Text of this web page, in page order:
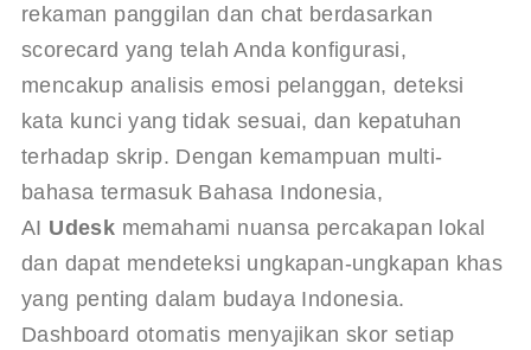
rekaman panggilan dan chat berdasarkan
scorecard yang telah Anda konfigurasi,
mencakup analisis emosi pelanggan, deteksi
kata kunci yang tidak sesuai, dan kepatuhan
terhadap skrip. Dengan kemampuan multi-
bahasa termasuk Bahasa Indonesia,
AI Udesk memahami nuansa percakapan lokal
dan dapat mendeteksi ungkapan-ungkapan khas
yang penting dalam budaya Indonesia.
Dashboard otomatis menyajikan skor setiap